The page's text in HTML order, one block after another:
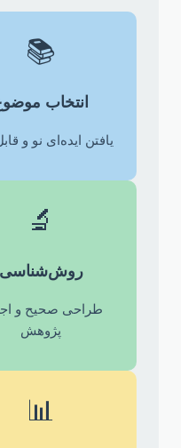
انتخاب موضوع
یافتن ایده‌ای نو و قابل اجرا
روش‌شناسی
طراحی صحیح و اجرای
پژوهش